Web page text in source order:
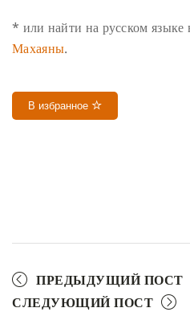
* или найти на русском
Махаяны.
В избранное
ПРЕДЫДУЩИЙ ПОСТ
СЛЕДУЮЩИЙ ПОСТ